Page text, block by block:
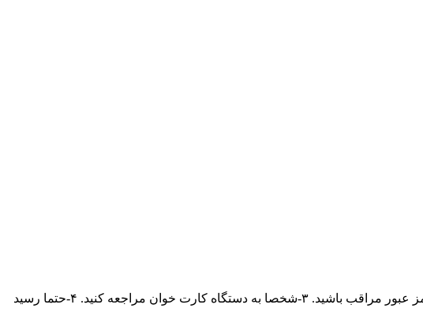
در خرید های خود مراقب دستگاه های اسکیمر باشید! ۱-از تحویل کارت خود به فروشندگان پرهیز نمایید. ۲-هنگام وارد کردن رمز عبور مراقب باشید. ۳-شخصا به دستگاه کارت خوان مراجعه کنید. ۴-حتما رسید